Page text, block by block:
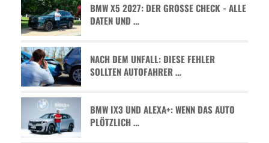
BMW X5 2027: DER GROSSE CHECK - ALLE D
ATEN UND …
NACH DEM UNFALL: DIESE FEHLER
SOLLTEN AUTOFAHRER …
BMW IX3 UND ALEXA+: WENN DAS AUTO
PLÖTZLICH …